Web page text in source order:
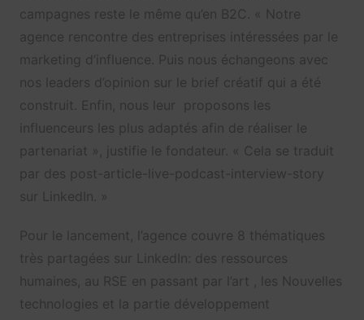
campagnes reste le même qu’en B2C. « Notre
agence
rencontre des entreprises intéressées par le
marketing d’influence. Puis nous échangeons avec
nos leaders d’opinion sur le brief créatif qui a été
construit. Enfin, nous leur proposons les
influenceurs les plus adaptés afin de réaliser le
partenariat », justifie le fondateur. « Cela se traduit
par des post-article-live-podcast-
interview-story
sur LinkedIn. »
Pour le lancement, l’agence couvre 8 thématiques
très partagées sur LinkedIn: des ressources
humaines, au RSE en passant par l’art , les Nouvelles
technologies et la partie développement